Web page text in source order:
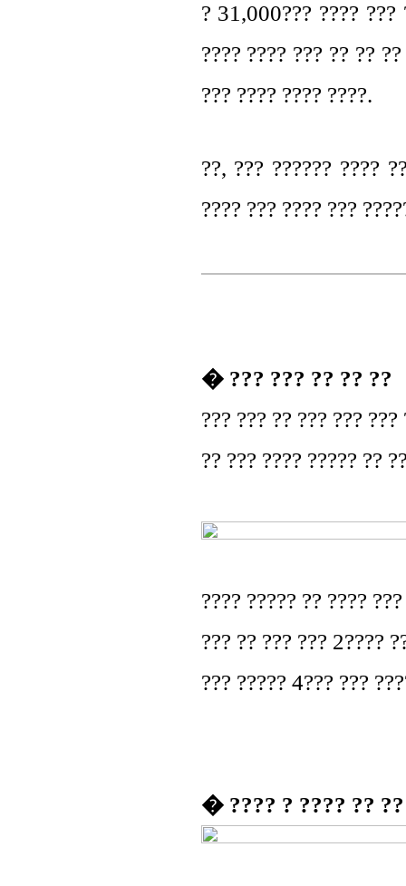
? 31,000??? ???? ???
???? ???? ??? ?? ??
??? ???? ???? ????.
??, ??? ?????? ????
???? ??? ???? ???
� ??? ??? ?? ?? ??
??? ??? ?? ??? ???
?? ??? ???? ????? ??
???? ????? ?? ????
??? ?? ??? ??? 2????
??? ????? 4??? ???
� ???? ? ???? ?? ??